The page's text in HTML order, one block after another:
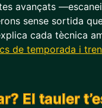
avançats
sense sortida
cada tècnica
de temporada i
El tauler